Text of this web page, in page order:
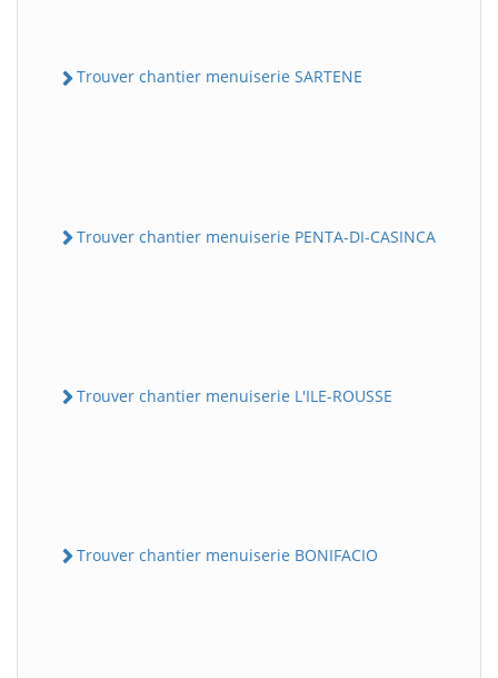
Trouver chantier menuiserie SARTENE
Trouver chantier menuiserie PENTA-DI-CASINCA
Trouver chantier menuiserie L'ILE-ROUSSE
Trouver chantier menuiserie BONIFACIO